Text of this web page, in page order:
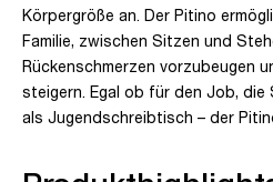
Körpergröße an. Der Pitino
Familie, zwischen Sitzen und
Rückenschmerzen vorzubeugen
steigern. Egal ob für den Job, die
als Jugendschreibtisch – der